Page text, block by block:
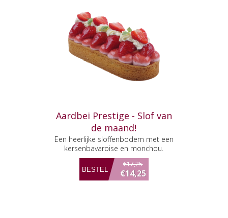
Aardbei Prestige - Slof van
de maand!
Een heerlijke sloffenbodem met een
kersenbavaroise en monchou.
€17,25
€14,25